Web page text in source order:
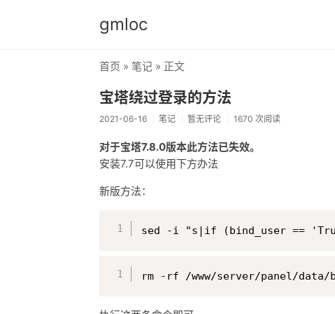
gmloc
首页 » 笔记 » 正文
宝塔绕过登录的方法
2021-06-16 笔记 暂无评论 1670 次阅读
对于宝塔7.8.0版本此方法已失效。
安装7.7可以使用下方办法
新版方法：
sed -i "s|if (bind_user ==
rm -rf /www/server/panel/data/